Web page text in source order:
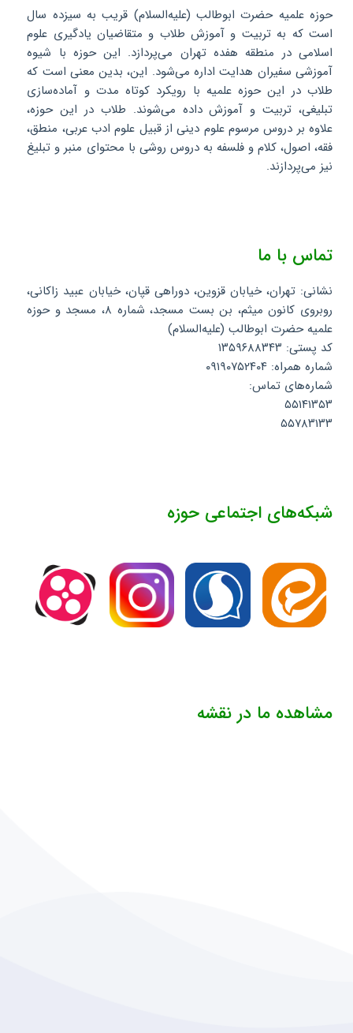
حوزه علمیه حضرت ابوطالب (علیه‌السلام) قریب به سیزده سال
است که به تربیت و آموزش طلاب و متقاضیان یادگیری علوم
اسلامی در منطقه هفده تهران می‌پردازد. این حوزه با شیوه
آموزشی سفیران هدایت اداره می‌شود. این، بدین معنی است که
طلاب در این حوزه علمیه با رویکرد کوتاه مدت و آماده‌سازی
تبلیغی، تربیت و آموزش داده می‌شوند. طلاب در این حوزه،
علاوه بر دروس مرسوم علوم دینی از قبیل علوم ادب عربی، منطق،
فقه، اصول، کلام و فلسفه به دروس روشی با محتوای منبر و تبلیغ
نیز می‌پردازند.
تماس با ما
نشانی: تهران، خیابان قزوین، دوراهی قپان، خیابان عبید زاکانی،
روبروی کانون میثم، بن بست مسجد، شماره ۸، مسجد و حوزه
علمیه حضرت ابوطالب (علیه‌السلام)
کد پستی: ۱۳۵۹۶۸۸۳۴۳
شماره همراه: ۰۹۱۹۰۷۵۲۴۰۴
شماره‌های تماس:
۵۵۱۴۱۳۵۳
۵۵۷۸۳۱۳۳
شبکه‌های اجتماعی حوزه
مشاهده ما در نقشه